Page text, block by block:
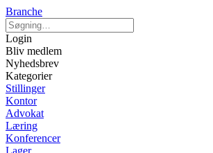
Branche
Login
Bliv medlem
Nyhedsbrev
Kategorier
Stillinger
Kontor
Advokat
Læring
Konferencer
Lager